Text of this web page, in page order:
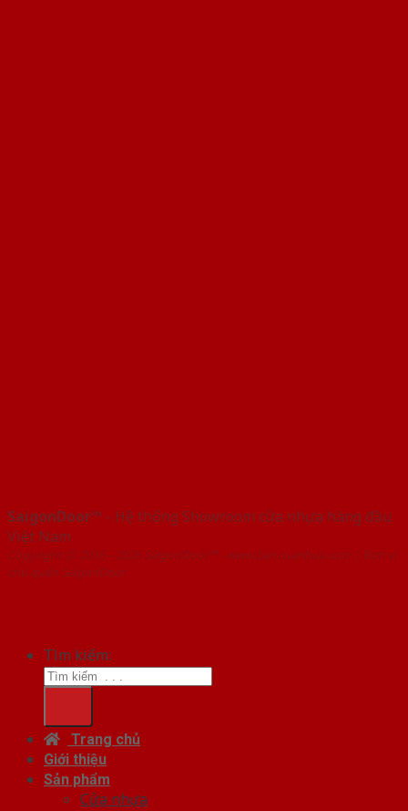
SaigonDoor™ - Hệ thống Showroom cửa nhựa hàng đầu
Việt Nam
Copyright ⓒ 2016 – 2026 SaigonDoor™ - www.bancuanhua.com | Đơn vị
chủ quản SaigonDoor
Tìm kiếm:
Trang chủ
Giới thiệu
Sản phẩm
Cửa nhựa